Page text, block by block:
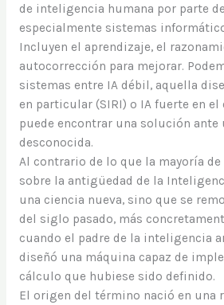
de inteligencia humana por parte
especialmente sistemas
Incluyen el aprendizaje, el
autocorrección para mejorar.
sistemas entre IA débil, aquella
en particular (SIRI) o IA fuerte en
puede encontrar una solución ante
desconocida.
Al contrario de lo que la mayoría
sobre la antigüedad de la
una ciencia nueva, sino que se
del siglo pasado, más
cuando el padre de la inteligencia
diseñó una máquina capaz de
cálculo que hubiese sido definido.
El origen del término nació en una